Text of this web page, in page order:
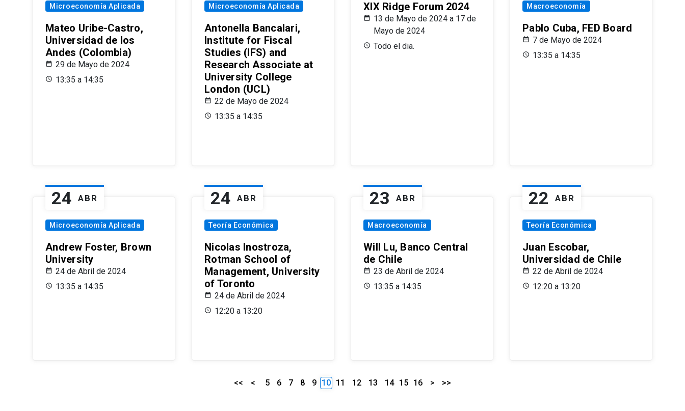
Microeconomía Aplicada
Mateo Uribe-Castro,
Universidad de los
Andes (Colombia)
29 de Mayo de 2024
13:35 a 14:35
Microeconomía Aplicada
Antonella Bancalari,
Institute for Fiscal
Studies (IFS) and
Research Associate at
University College
London (UCL)
22 de Mayo de 2024
13:35 a 14:35
XIX Ridge Forum 2024
13 de Mayo de 2024 a 17 de
Mayo de 2024
Todo el dia.
Macroeconomía
Pablo Cuba, FED Board
7 de Mayo de 2024
13:35 a 14:35
24 ABR
Microeconomía Aplicada
Andrew Foster, Brown
University
24 de Abril de 2024
13:35 a 14:35
24 ABR
Teoría Económica
Nicolas Inostroza,
Rotman School of
Management, University
of Toronto
24 de Abril de 2024
12:20 a 13:20
23 ABR
Macroeconomía
Will Lu, Banco Central
de Chile
23 de Abril de 2024
13:35 a 14:35
22 ABR
Teoría Económica
Juan Escobar,
Universidad de Chile
22 de Abril de 2024
12:20 a 13:20
<< < 5 6 7 8 9 10 11 12 13 14 15 16 > >>